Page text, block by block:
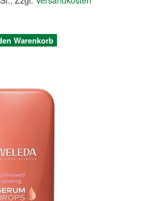
Warenkorb